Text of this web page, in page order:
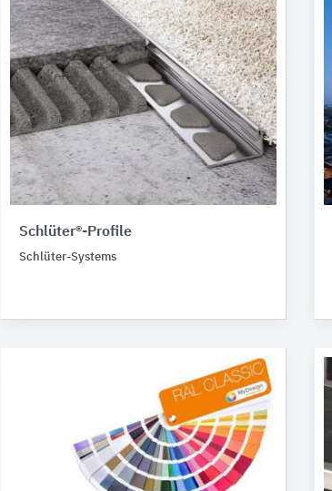
Schlüter®-Profile
Schlüter-Systems